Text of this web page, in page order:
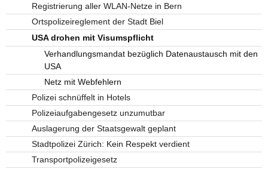
Registrierung aller WLAN-Netze in Bern
Ortspolizeireglement der Stadt Biel
USA drohen mit Visumspflicht
Verhandlungsmandat bezüglich Datenaustausch mit den
USA
Netz mit Webfehlern
Polizei schnüffelt in Hotels
Polizeiaufgabengesetz unzumutbar
Auslagerung der Staatsgewalt geplant
Stadtpolizei Zürich: Kein Respekt verdient
Transportpolizeigesetz